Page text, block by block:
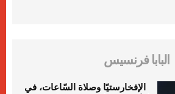
البابا فرنسيس
الإفخارستيّا وصلاة السّاعات، في